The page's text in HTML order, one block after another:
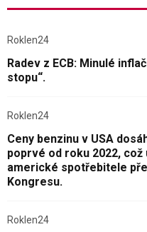
Roklen24
Radev z ECB: Minulé
stopu“.
Roklen24
Ceny benzinu v USA
poprvé od roku 2022, což
americké spotřebitele
Kongresu.
Roklen24